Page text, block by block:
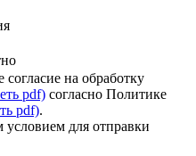
на обработку
pdf) согласно Политике
pdf).
условием для отправки